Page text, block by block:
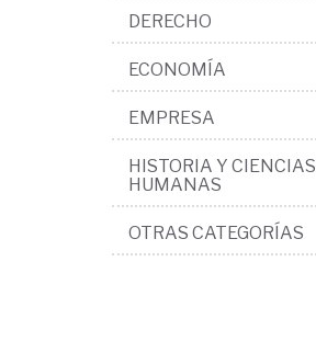
DERECHO
ECONOMÍA
EMPRESA
HISTORIA Y CIENCIAS
HUMANAS
OTRAS CATEGORÍAS